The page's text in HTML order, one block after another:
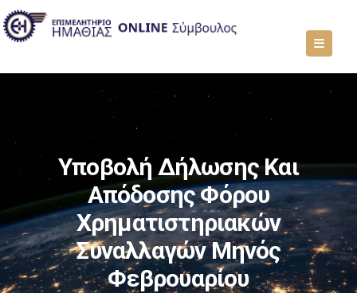
Υποβολή Δήλωσης Και
Απόδοσης Φόρου
Χρηματιστηριακών
Συναλλαγών Μηνός
Φεβρουαρίου